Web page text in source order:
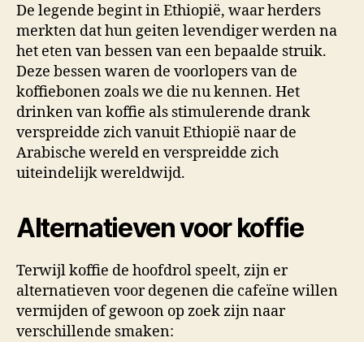
De legende begint in Ethiopië, waar herders
merkten dat hun geiten levendiger werden na
het eten van bessen van een bepaalde struik.
Deze bessen waren de voorlopers van de
koffiebonen zoals we die nu kennen. Het
drinken van koffie als stimulerende drank
verspreidde zich vanuit Ethiopië naar de
Arabische wereld en verspreidde zich
uiteindelijk wereldwijd.
Alternatieven voor koffie
Terwijl koffie de hoofdrol speelt, zijn er
alternatieven voor degenen die cafeïne willen
vermijden of gewoon op zoek zijn naar
verschillende smaken: